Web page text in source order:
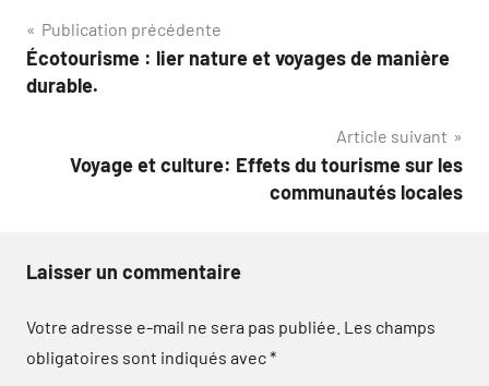
Navigation
de
Publication précédente
Écotourisme : lier nature et voyages de manière
durable.
Article suivant
Voyage et culture: Effets du tourisme sur les
communautés locales
Laisser un commentaire
Votre adresse e-mail ne sera pas publiée. Les champs
obligatoires sont indiqués avec*